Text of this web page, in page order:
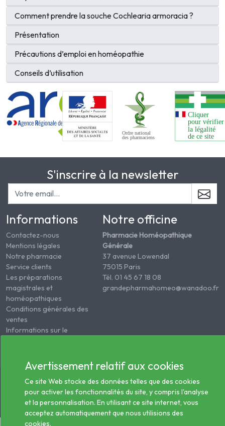
Comment prendre la souche Cochlearia armoracia ?
Présentation
Précautions d’emploi en homéopathie
Conseils d’utilisation
S'inscrire à la newsletter
Informations
Contactez-nous
Mentions légales
Notre pharmacie
Service clients
Les préparations
magistrales et
homéopathiques
Conditions générales des
ventes
Informations sur le
Notre officine
Pharmacie Homéopathique
Générale
37 avenue Lowendal
75015 Paris
Tél. 01 45 67 18 08
grandepharmahomeo@wanadoo.fr
Générale
Avertissement relatif aux cookies
Ce site Web stocke des données telles que des cookies
pour activer les fonctionnalités du site, y compris l'analyse
et la personnalisation. En utilisant ce site internet, vous
acceptez automatiquement que nous utilisions des
cookies.